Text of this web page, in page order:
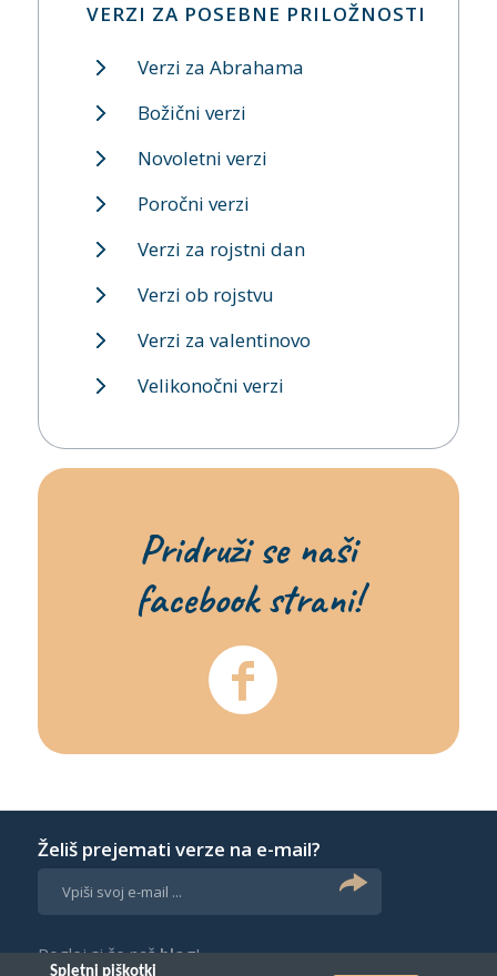
VERZI ZA POSEBNE PRILOŽNOSTI
Verzi za Abrahama
Božični verzi
Novoletni verzi
Poročni verzi
Verzi za rojstni dan
Verzi ob rojstvu
Verzi za valentinovo
Velikonočni verzi
Pridruži se naši
facebook strani!
Želiš prejemati verze na e-mail?
Poglej si še našblog!
Spletni piškotki